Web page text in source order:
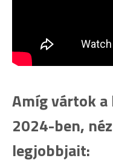
Amíg vártok
2024-ben,
legjobbjait: